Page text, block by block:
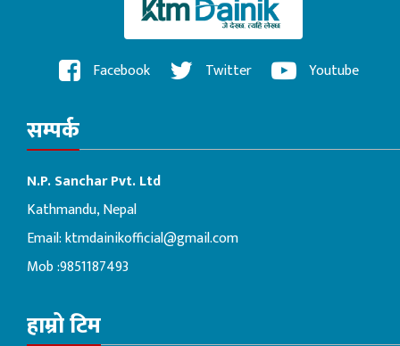
Facebook Twitter Youtube
सम्पर्क
N.P. Sanchar Pvt. Ltd
Kathmandu, Nepal
Email:ktmdainikofficial@gmail.com
Mob :9851187493
हाम्रो टिम